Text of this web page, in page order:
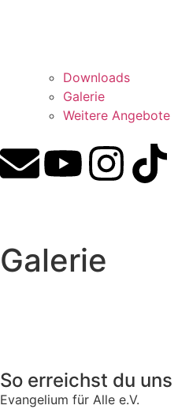
Downloads
Galerie
Weitere Angebote
Galerie
So erreichst du uns
Evangelium für Alle e.V.